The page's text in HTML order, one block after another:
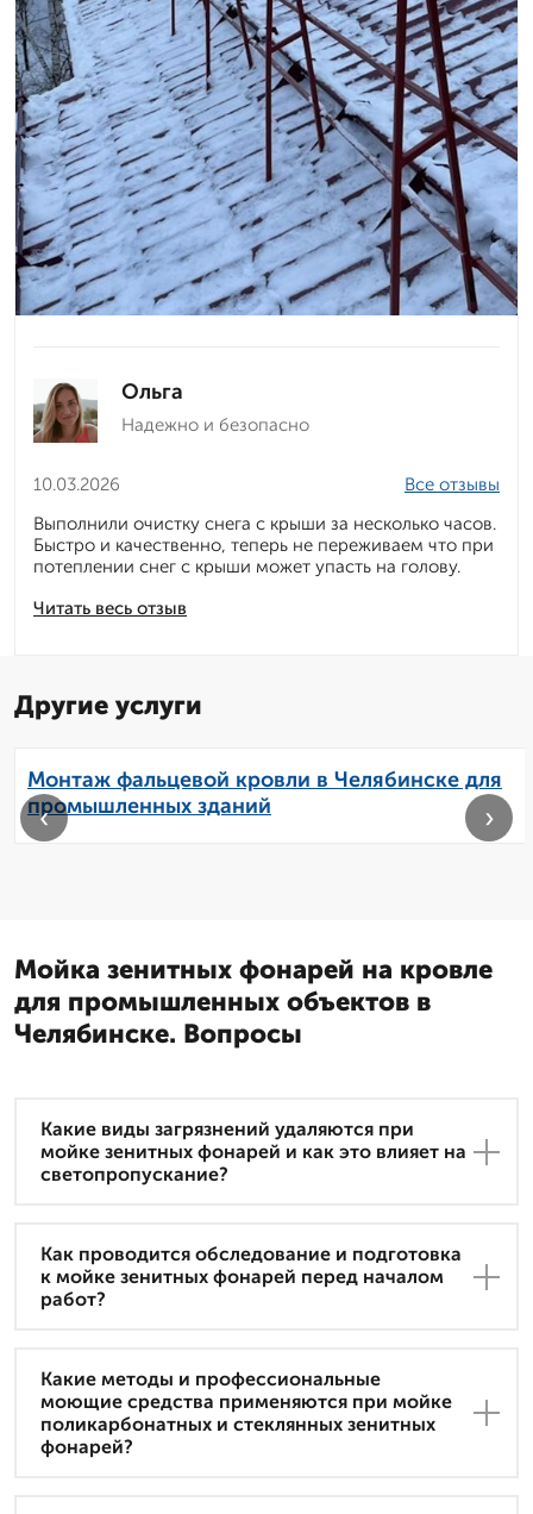
Ольга
Надежно и безопасно
10.03.2026
Читать весь отзыв
Все отзывы
Выполнили очистку снега с крыши за несколько часов.
Быстро и качественно, теперь не переживаем что при
потеплении снег с крыши может упасть на голову.
Другие услуги
Монтаж фальцевой кровли в Челябинске для
промышленных зданий
‹ ›
Мойка зенитных фонарей на кровле
для промышленных объектов в
Челябинске. Вопросы
Какие виды загрязнений удаляются при
мойке зенитных фонарей и как это влияет на
светопропускание?
Как проводится обследование и подготовка
к мойке зенитных фонарей перед началом
работ?
Какие методы и профессиональные
моющие средства применяются при мойке
поликарбонатных и стеклянных зенитных
фонарей?